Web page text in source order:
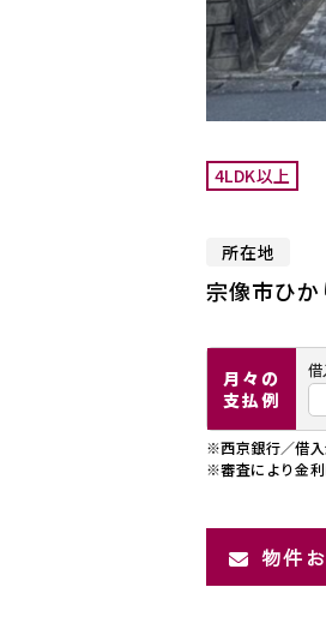
4LDK以上
所在地
宗像市ひか
月々の
支払例
借
※西京銀行／借
※審査により金利
物件